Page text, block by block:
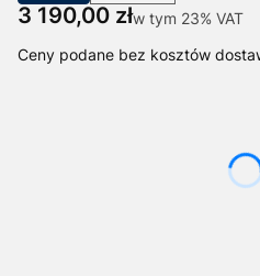
Cena
3 190,00 złw tym 23% VAT
w tym 23% VAT
Ceny podane bez kosztów